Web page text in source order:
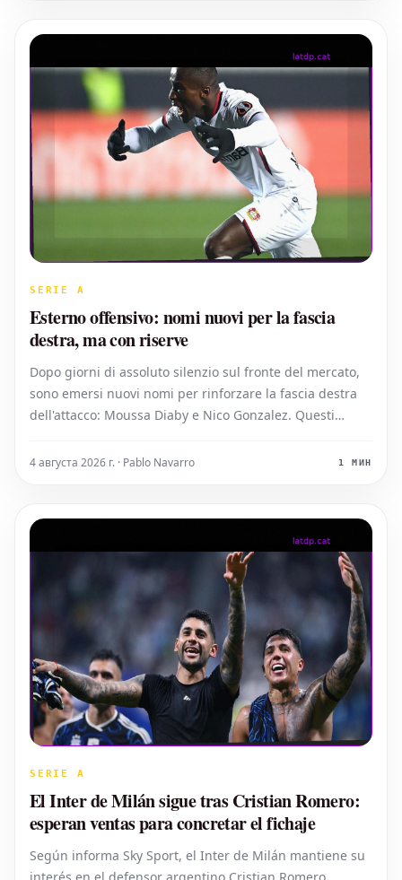
SERIE A
Esterno offensivo: nomi nuovi per la fascia
destra, ma con riserve
Dopo giorni di assoluto silenzio sul fronte del mercato,
sono emersi nuovi nomi per rinforzare la fascia destra
dell'attacco: Moussa Diaby e Nico Gonzalez. Questi
precedentemente accostati alla squadra, come Palestra
4 августа 2026 г. · Pablo Navarro 1 МИН
SERIE A
El Inter de Milán sigue tras Cristian Romero:
esperan ventas para concretar el fichaje
Según informa Sky Sport, el Inter de Milán mantiene su